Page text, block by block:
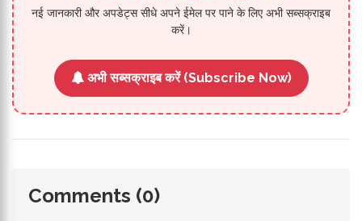
नई जानकारी और अपडेट्स सीधे अपने ईमेल पर पाने के लिए अभी सब्सक्राइब
करें।
अभी सब्सक्राइब करें (Subscribe Now)
Comments (0)